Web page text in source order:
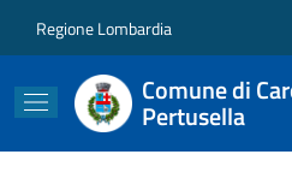
Regione Lombardia
Comune di
Pertusella